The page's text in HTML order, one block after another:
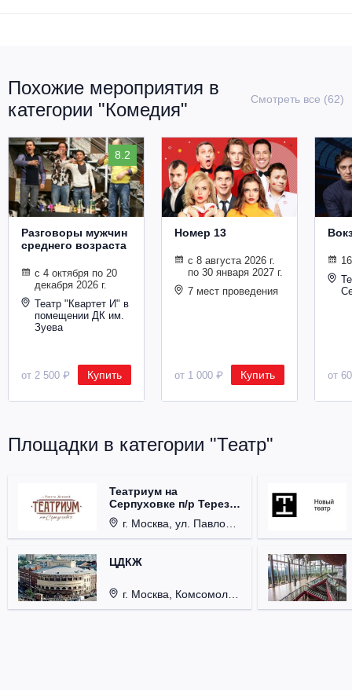
Похожие мероприятия в
категории "Комедия"
Смотреть все (62)
8.2
Разговоры мужчин
среднего возраста
с 4 октября по 20
декабря 2026 г.
Театр "Квартет И" в
помещении ДК им.
Зуева
от 2 500 ₽ Купить
Номер 13
с 8 августа 2026 г.
по 30 января 2027 г.
7 мест проведения
от 1 000 ₽ Купить от
Площадки в категории "Театр"
Театриум на
Серпуховке п/р Терезы
Дуровой
г. Москва, ул. Павловская, д. 6.
ЦДКЖ
г. Москва, Комсомольская пл., д. 4.